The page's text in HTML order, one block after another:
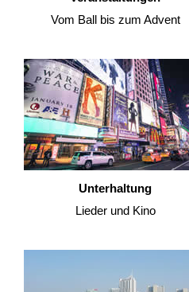
Vom Ball bis zum Advent
Unterhaltung
Lieder und Kino